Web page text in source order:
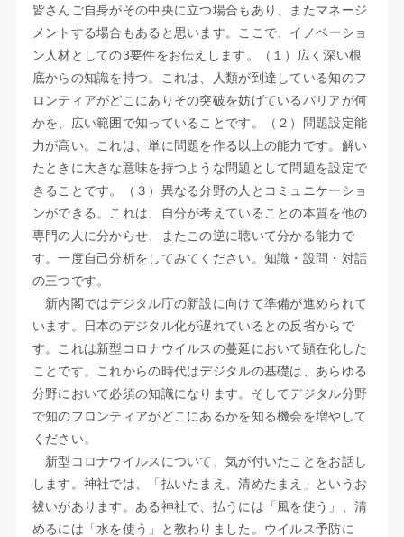
皆さんご自身がその中央に立つ場合もあり、またマネージ
メントする場合もあると思います。ここで、イノベーショ
ン人材としての3要件をお伝えします。（１）広く深い根
底からの知識を持つ。これは、人類が到達している知のフ
ロンティアがどこにありその突破を妨げているバリアが何
かを、広い範囲で知っていることです。（２）問題設定能
力が高い。これは、単に問題を作る以上の能力です。解い
たときに大きな意味を持つような問題として問題を設定で
きることです。（３）異なる分野の人とコミュニケーショ
ンができる。これは、自分が考えていることの本質を他の
専門の人に分からせ、またこの逆に聴いて分かる能力で
す。一度自己分析をしてみてください。知識・設問・対話
の三つです。
新内閣ではデジタル庁の新設に向けて準備が進められて
います。日本のデジタル化が遅れているとの反省からで
す。これは新型コロナウイルスの蔓延において顕在化した
ことです。これからの時代はデジタルの基礎は、あらゆる
分野において必須の知識になります。そしてデジタル分野
で知のフロンティアがどこにあるかを知る機会を増やして
ください。
新型コロナウイルスについて、気が付いたことをお話し
します。神社では、「払いたまえ、清めたまえ」というお
祓いがあります。ある神社で、払うには「風を使う」、清
めるには「水を使う」と教わりました。ウイルス予防に